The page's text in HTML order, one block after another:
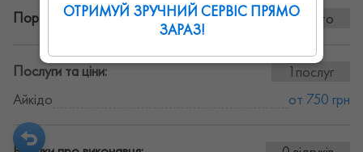
Портфоліо винаних робіт: 0 фото
Послуги та ціни:
1послуг
Айкідо
от 750 грн
ОТРИМУЙ ЗРУЧНИЙ СЕРВІС ПРЯМО
ЗАРАЗ!